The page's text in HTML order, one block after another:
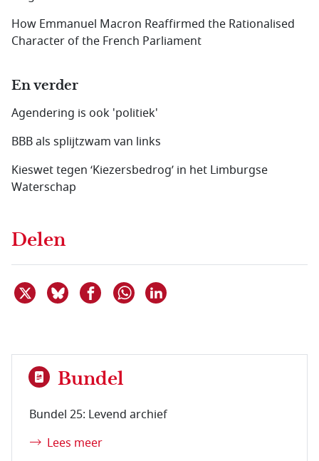
How Emmanuel Macron Reaffirmed the Rationalised
Character of the French Parliament
En verder
Agendering is ook 'politiek'
BBB als splijtzwam van links
Kieswet tegen ‘Kiezersbedrog’ in het Limburgse
Waterschap
Delen
Deel dit item op X
Deel dit item op Bluesky
Deel dit item op Facebook
Delen via WhatsApp
Bundel
Bundel 25: Levend archief
Lees meer